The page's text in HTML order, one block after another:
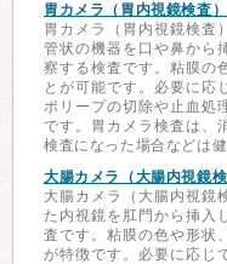
胃カメラ（胃内視鏡検査）
胃カメラ（胃内視鏡検査
管状の機器を口や鼻から
察する検査です。粘膜の
とが可能です。必要に応
ポリープの切除や止血処
です。胃カメラ検査は、
検査になった場合などは
大腸カメラ（大腸内視鏡検
大腸カメラ（大腸内視鏡
た内視鏡を肛門から挿入
査です。粘膜の色や形状
が特徴です。必要に応じ